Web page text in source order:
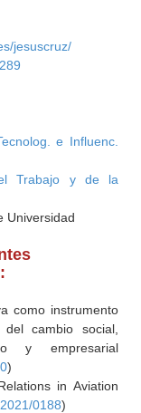
jesuscruz/
e Influenc.
Trabajo y de la
Universidad
como instrumento
cambio social,
y empresarial
)
in Aviation
0188)